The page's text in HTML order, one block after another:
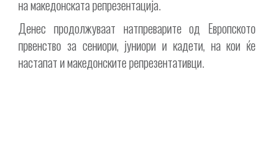
на македонската репрезентација.
Денес продолжуваат натпреварите од Европското
првенство за сениори, јуниори и кадети, на кои ќе
настапат и македонските репрезентативци.